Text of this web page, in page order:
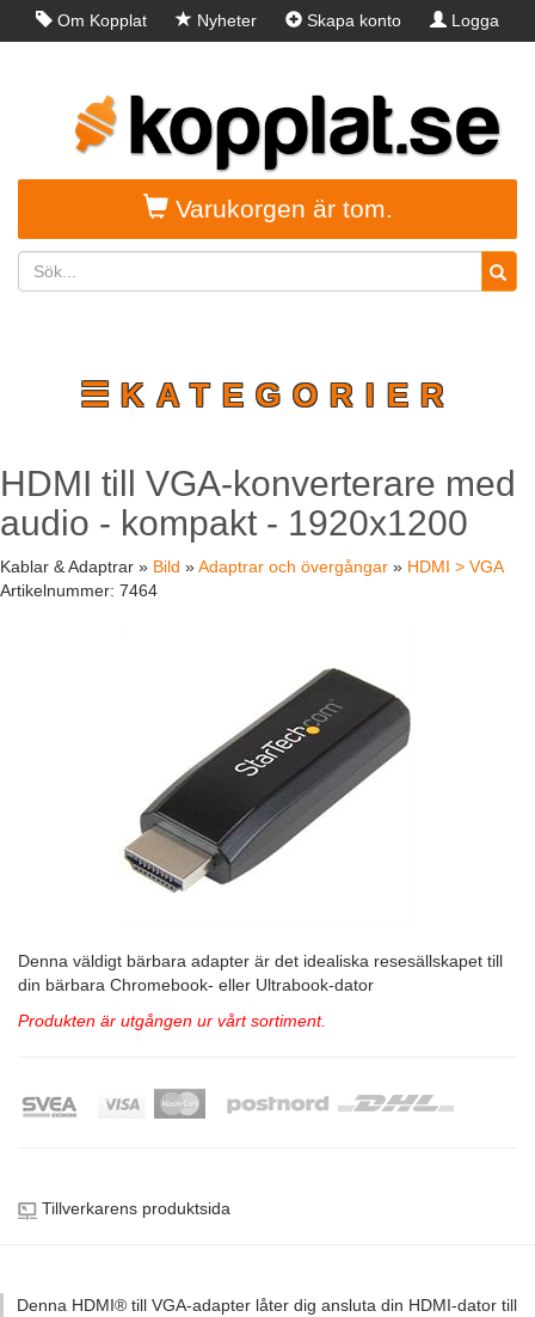
Om Kopplat Nyheter Skapa konto Logga
Varukorgen är tom.
☰KATEGORIER
HDMI till VGA-konverterare med
audio - kompakt - 1920x1200
Kablar & Adaptrar » Bild »Adaptrar och övergångar » HDMI > VGA
Artikelnummer: 7464
Denna väldigt bärbara adapter är det idealiska resesällskapet till
din bärbara Chromebook- eller Ultrabook-dator
Produkten är utgången ur vårt sortiment.
Tillverkarens produktsida
Denna HDMI® till VGA-adapter låter dig ansluta din HDMI-dator till